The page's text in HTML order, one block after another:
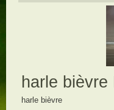
harle
harle bièvre